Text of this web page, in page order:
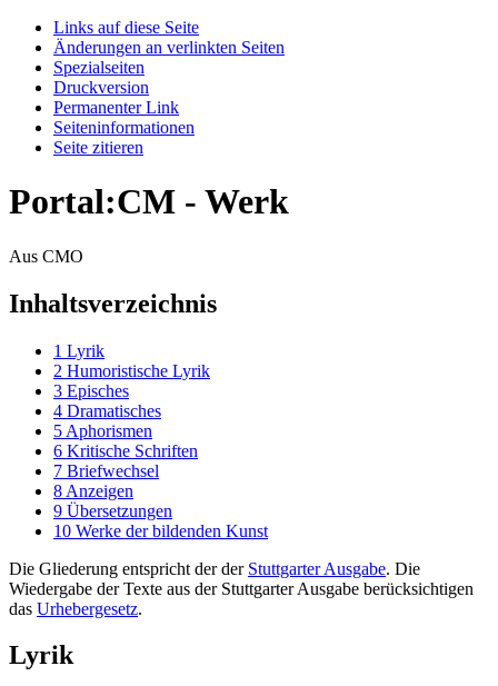
Links auf diese Seite
Änderungen an verlinkten Seiten
Spezialseiten
Druckversion
Permanenter Link
Seiten­­informationen
Seite zitieren
Portal:CM - Werk
Aus CMO
Inhaltsverzeichnis
1 Lyrik
2 Humoristische Lyrik
3 Episches
4 Dramatisches
5 Aphorismen
6 Kritische Schriften
7 Briefwechsel
8 Anzeigen
9 Übersetzungen
10 Werke der bildenden Kunst
Die Gliederung entspricht der der Stuttgarter Ausgabe. Die
Wiedergabe der Texte aus der Stuttgarter Ausgabe berücksichtigen
das Urhebergesetz.
Lyrik